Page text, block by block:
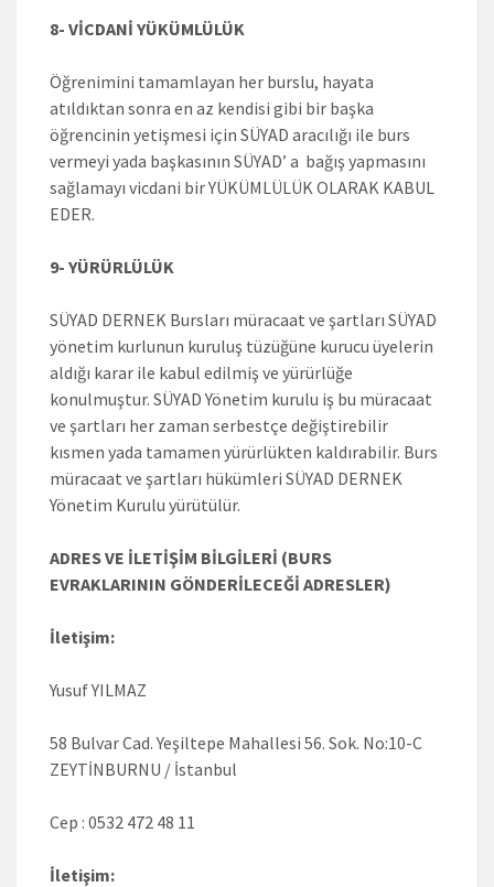
8- VİCDANİ YÜKÜMLÜLÜK
Öğrenimini tamamlayan her burslu, hayata
atıldıktan sonra en az kendisi gibi bir başka
öğrencinin yetişmesi için SÜYAD aracılığı ile burs
vermeyi yada başkasının SÜYAD’ a bağış yapmasını
sağlamayı vicdani bir YÜKÜMLÜLÜK OLARAK KABUL
EDER.
9- YÜRÜRLÜLÜK
SÜYAD DERNEK Bursları müracaat ve şartları SÜYAD
yönetim kurlunun kuruluş tüzüğüne kurucu üyelerin
aldığı karar ile kabul edilmiş ve yürürlüğe
konulmuştur. SÜYAD Yönetim kurulu iş bu müracaat
ve şartları her zaman serbestçe değiştirebilir
kısmen yada tamamen yürürlükten kaldırabilir. Burs
müracaat ve şartları hükümleri SÜYAD DERNEK
Yönetim Kurulu yürütülür.
ADRES VE İLETİŞİM BİLGİLERİ (BURS
EVRAKLARININ GÖNDERİLECEĞİ ADRESLER)
İletişim:
Yusuf YILMAZ
58 Bulvar Cad. Yeşiltepe Mahallesi 56. Sok. No:10-C
ZEYTİNBURNU / İstanbul
Cep : 0532 472 48 11
İletişim: